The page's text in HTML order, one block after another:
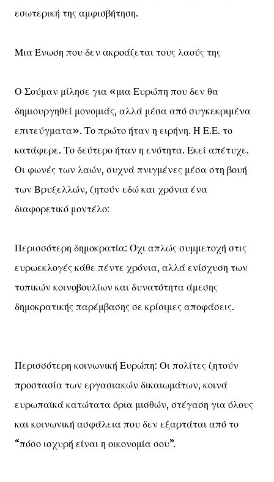
εσωτερική της αμφισβήτηση.
Μια Ένωση που δεν ακροάζεται τους λαούς της
Ο Σούμαν μίλησε για «μια Ευρώπη που δεν θα
δημιουργηθεί μονομιάς, αλλά μέσα από συγκεκριμένα
επιτεύγματα». Το πρώτο ήταν η ειρήνη. Η Ε.Ε. το
κατάφερε. Το δεύτερο ήταν η ενότητα. Εκεί απέτυχε.
Οι φωνές των λαών, συχνά πνιγμένες μέσα στη βουή
των Βρυξελλών, ζητούν εδώ και χρόνια ένα
διαφορετικό μοντέλο:
Περισσότερη δημοκρατία: Όχι απλώς συμμετοχή στις
ευρωεκλογές κάθε πέντε χρόνια, αλλά ενίσχυση των
τοπικών κοινοβουλίων και δυνατότητα άμεσης
δημοκρατικής παρέμβασης σε κρίσιμες αποφάσεις.
Περισσότερη κοινωνική Ευρώπη: Οι πολίτες ζητούν
προστασία των εργασιακών δικαιωμάτων, κοινά
ευρωπαϊκά κατώτατα όρια μισθών, στέγαση για όλους
και κοινωνική ασφάλεια που δεν εξαρτάται από το
“πόσο ισχυρή είναι η οικονομία σου”.